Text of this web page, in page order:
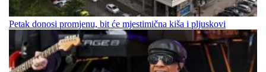
Petak donosi promjenu, bit će mjestimična kiša i pljuskovi